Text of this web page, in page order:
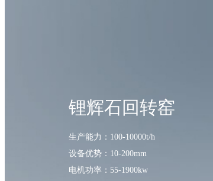
锂辉石回转窑
生产能力：100-10000t/h
设备优势：10-200mm
电机功率：55-1900kw